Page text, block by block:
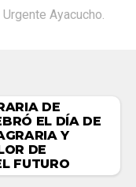
Ayacucho.
DE
EL DÍA DE
Y
DE
FUTURO